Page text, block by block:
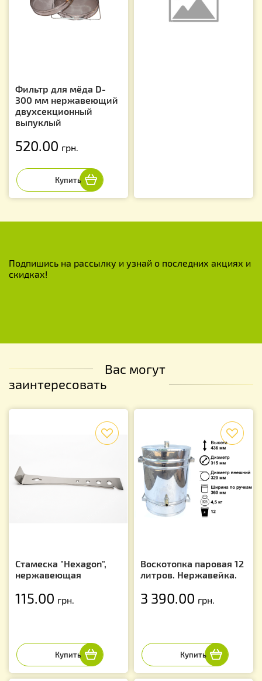
Фильтр для мёда D-
300 мм нержавеющий
двухсекционный
выпуклый
520.00 грн.
Подпишись на рассылку и узнай о последних акциях и
скидках!
Вас могут
заинтересовать
Стамеска "Hexagon",
нержавеющая
115.00 грн.
Воскотопка паровая 12
литров. Нержавейка.
3 390.00 грн.